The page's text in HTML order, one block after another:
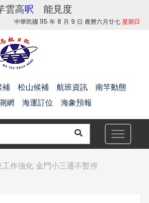
雲高呎 能見度
中華民國 115 年 8 月 9 日 農曆六月廿七 星期日
補 松山候補 航班資訊
南竿動態
網 海運訂位 海象預報
Toggle
工作強化 金門小三通不暫停